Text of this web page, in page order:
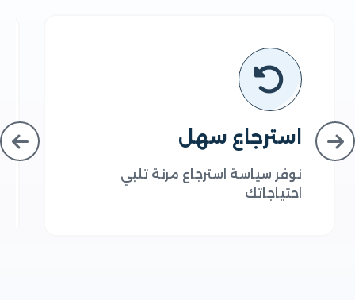
استرجاع سهل
نوفر سياسة استرجاع مرنة تلبي
احتياجاتك